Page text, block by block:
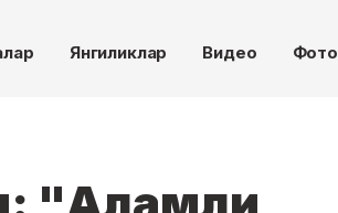
Янгиликлар Видео Фото